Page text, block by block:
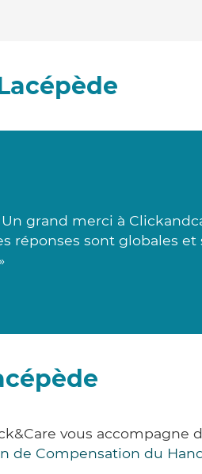
grand merci à
réponses sont globales et
vous accompagne
de Compensation du